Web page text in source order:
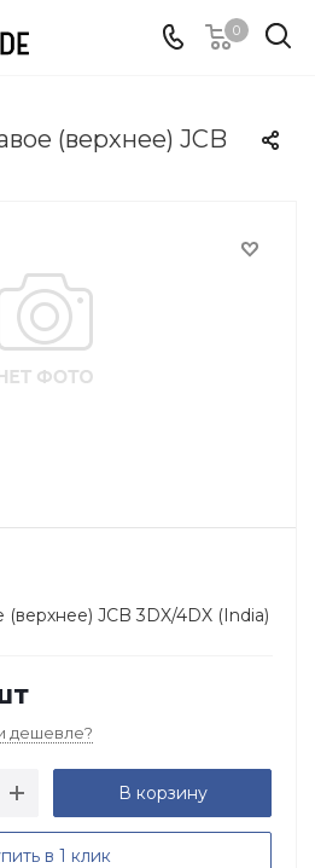
0
(верхнее) JCB
JCB 3DX/4DX (India)
дешевле?
В корзину
в 1 клик